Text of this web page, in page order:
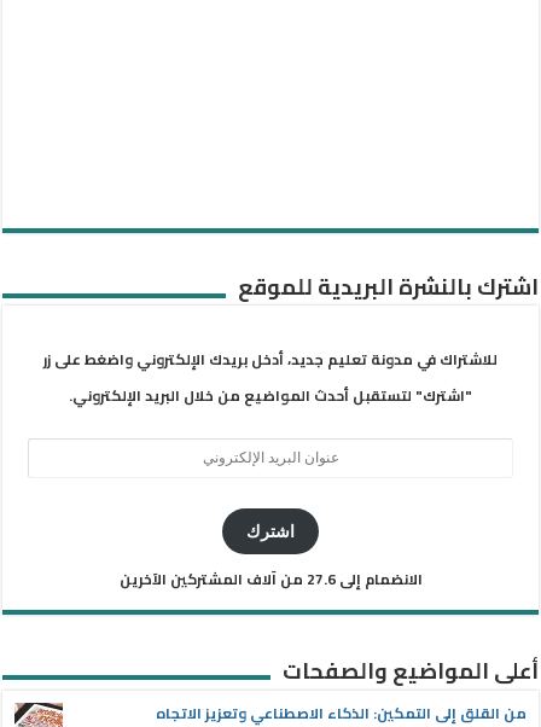
اشترك بالنشرة البريدية للموقع
للاشتراك في مدونة تعليم جديد، أدخل بريدك الإلكتروني واضغط على زر
"اشترك" لتستقبل أحدث المواضيع من خلال البريد الإلكتروني.
اشترك
الانضمام إلى 27.6 من آلاف المشتركين الآخرين
أعلى المواضيع والصفحات
من القلق إلى التمكين: الذكاء الاصطناعي وتعزيز الاتجاه